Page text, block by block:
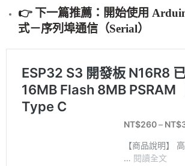
👉 下一篇推薦： 開始使用
式－序列埠通信（Serial）